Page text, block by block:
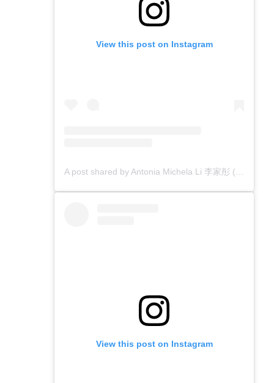
View this post on Instagram
View this post on Instagram